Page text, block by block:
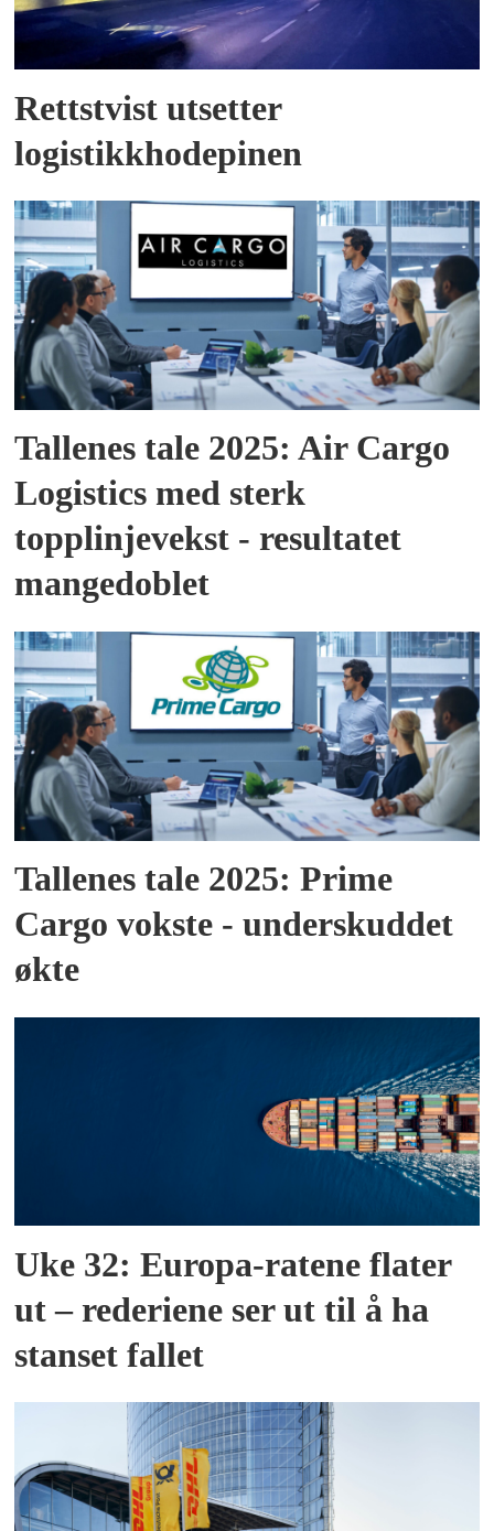
Rettstvist utsetter
logistikkhodepinen
Tallenes tale 2025: Air Cargo
Logistics med sterk
topplinjevekst - resultatet
mangedoblet
Tallenes tale 2025: Prime
Cargo vokste - underskuddet
økte
Uke 32: Europa-ratene flater
ut – rederiene ser ut til å ha
stanset fallet